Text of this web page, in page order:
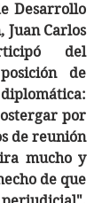
Desarrollo
Juan Carlos
del
de
por
de reunión
mucho y
de que